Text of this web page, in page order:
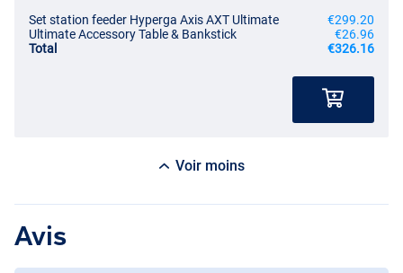
Set station feeder Hyperga Axis AXT Ultimate
€299.20
Ultimate Accessory Table & Bankstick
€26.96
Total
€326.16
Voir moins
Avis